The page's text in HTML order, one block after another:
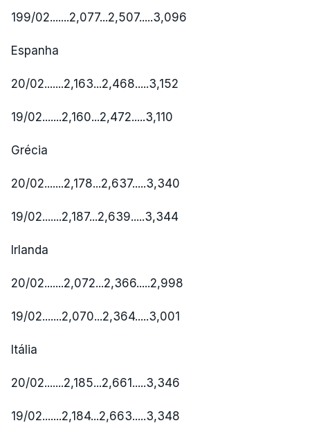
199/02.......2,077...2,507.....3,096
Espanha
20/02.......2,163...2,468.....3,152
19/02.......2,160...2,472.....3,110
Grécia
20/02.......2,178...2,637.....3,340
19/02.......2,187...2,639.....3,344
Irlanda
20/02.......2,072...2,366.....2,998
19/02.......2,070...2,364.....3,001
Itália
20/02.......2,185...2,661.....3,346
19/02.......2,184...2,663.....3,348